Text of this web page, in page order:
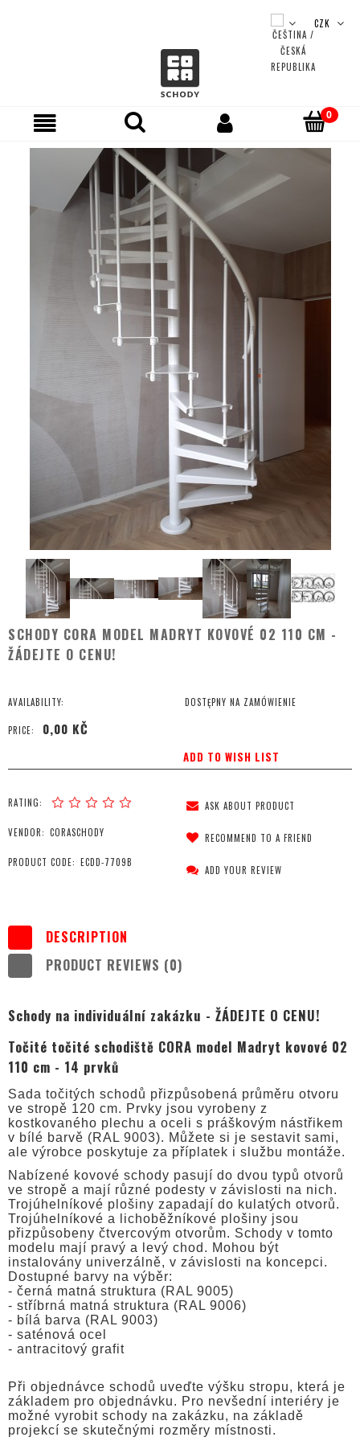
SCHODY CORA MODEL MADRYT KOVOVÉ 02 110 CM -
ŽÁDEJTE O CENU!
AVAILABILITY: DOSTĘPNY NA ZAMÓWIENIE
PRICE: 0,00 KČ
ADD TO WISH LIST
RATING:
VENDOR: CORASCHODY
PRODUCT CODE: ECDD-7709B
ASK ABOUT PRODUCT
RECOMMEND TO A FRIEND
ADD YOUR REVIEW
DESCRIPTION
PRODUCT REVIEWS (0)
Schody na individuální zakázku - ŽÁDEJTE O CENU!
Točité točité schodiště CORA model Madryt kovové 02
110 cm - 14 prvků
Sada točitých schodů přizpůsobená průměru otvoru
ve stropě 120 cm. Prvky jsou vyrobeny z
kostkovaného plechu a oceli s práškovým nástřikem
v bílé barvě (RAL 9003). Můžete si je sestavit sami,
ale výrobce poskytuje za příplatek i službu montáže.
Nabízené kovové schody pasují do dvou typů otvorů
ve stropě a mají různé podesty v závislosti na nich.
Trojúhelníkové plošiny zapadají do kulatých otvorů.
Trojúhelníkové a lichoběžníkové plošiny jsou
přizpůsobeny čtvercovým otvorům. Schody v tomto
modelu mají pravý a levý chod. Mohou být
instalovány univerzálně, v závislosti na koncepci.
Dostupné barvy na výběr:
- černá matná struktura (RAL 9005)
- stříbrná matná struktura (RAL 9006)
- bílá barva (RAL 9003)
- saténová ocel
- antracitový grafit
Při objednávce schodů uveďte výšku stropu, která je
základem pro objednávku. Pro nevšední interiéry je
možné vyrobit schody na zakázku, na základě
projekcí se skutečnými rozměry místnosti.